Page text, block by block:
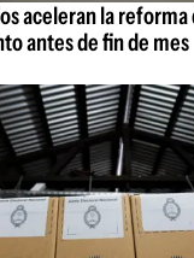
aceleran la reforma
antes de fin de mes